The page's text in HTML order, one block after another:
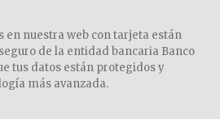
en nuestra web con tarjeta están
de la entidad bancaria Banco
tus datos están protegidos y
más avanzada.